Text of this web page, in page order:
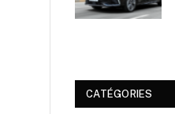
CATÉGORIES